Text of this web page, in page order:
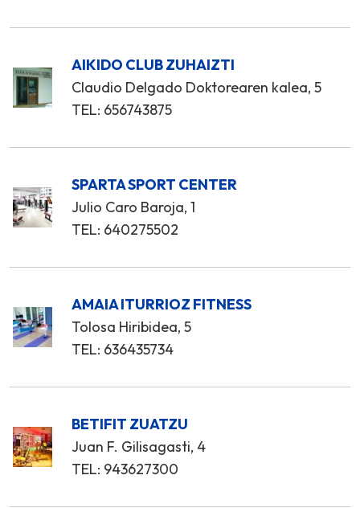
AIKIDO CLUB ZUHAIZTI
Claudio Delgado Doktorearen kalea, 5
TEL: 656743875
SPARTA SPORT CENTER
Julio Caro Baroja, 1
TEL: 640275502
AMAIA ITURRIOZ FITNESS
Tolosa Hiribidea, 5
TEL: 636435734
BETIFIT ZUATZU
Juan F. Gilisagasti, 4
TEL: 943627300